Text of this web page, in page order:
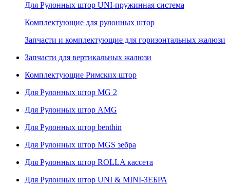
Для Рулонных штор UNI-пружинная система
Комплектующие для рулонных штор
Запчасти и комплектующие для горизонтальных жалюзи
Запчасти для вертикальных жалюзи
Комплектующие Римских штор
Для Рулонных штор MG 2
Для Рулонных штор AMG
Для Рулонных штор benthin
Для Рулонных штор MGS зебра
Для Рулонных штор ROLLA кассета
Для Рулонных штор UNI & MINI-ЗЕБРА